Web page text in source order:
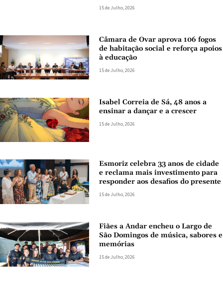
15 de Julho, 2026
Câmara de Ovar aprova 106 fogos
de habitação social e reforça apoios
à educação
15 de Julho, 2026
Isabel Correia de Sá, 48 anos a
ensinar a dançar e a crescer
15 de Julho, 2026
Esmoriz celebra 33 anos de cidade
e reclama mais investimento para
responder aos desafios do presente
15 de Julho, 2026
Fiães a Andar encheu o Largo de
São Domingos de música, sabores e
memórias
15 de Julho, 2026